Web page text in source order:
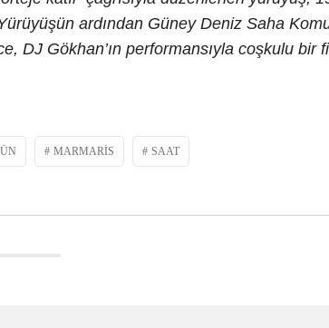
ardından Güney Deniz Saha
DJ Gökhan’ın performansıyla coşkulu bir
MARMARIS SAAT